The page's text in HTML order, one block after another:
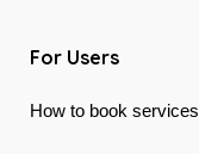
For Users
How to book services